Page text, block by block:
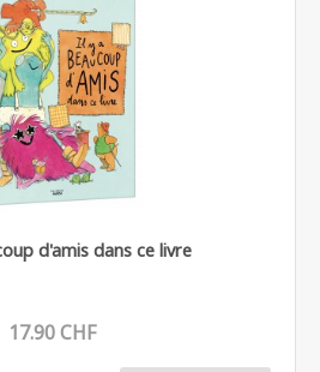
d'amis dans ce livre
17.90 CHF